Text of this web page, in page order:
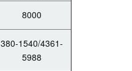
8000
380-1540/4361-
5988